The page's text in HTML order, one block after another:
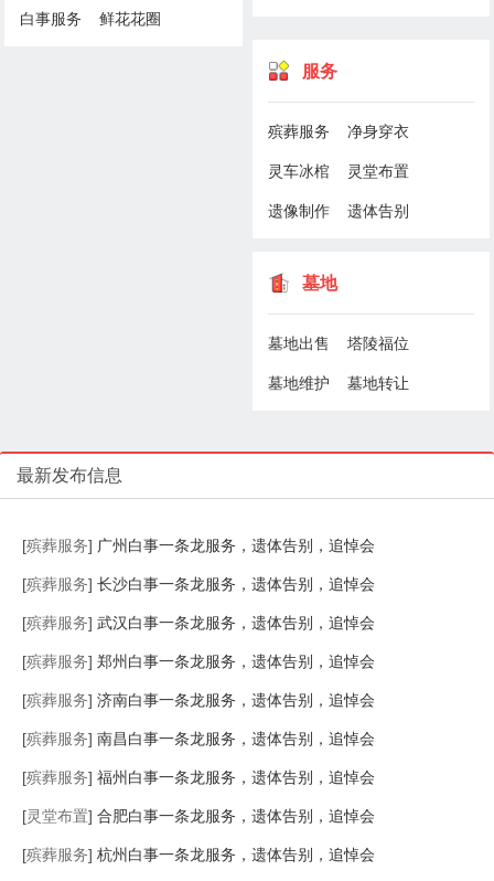
白事服务 鲜花花圈
服务
殡葬服务 净身穿衣
灵车冰棺 灵堂布置
遗像制作 遗体告别
墓地
墓地出售 塔陵福位
墓地维护 墓地转让
最新发布信息
[殡葬服务] 广州白事一条龙服务，遗体告别，追悼会
[殡葬服务] 长沙白事一条龙服务，遗体告别，追悼会
[殡葬服务] 武汉白事一条龙服务，遗体告别，追悼会
[殡葬服务] 郑州白事一条龙服务，遗体告别，追悼会
[殡葬服务] 济南白事一条龙服务，遗体告别，追悼会
[殡葬服务] 南昌白事一条龙服务，遗体告别，追悼会
[殡葬服务] 福州白事一条龙服务，遗体告别，追悼会
[灵堂布置] 合肥白事一条龙服务，遗体告别，追悼会
[殡葬服务] 杭州白事一条龙服务，遗体告别，追悼会